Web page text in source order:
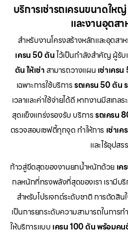
บริการเช่ารถเครนขนาดให
และงานอุตส
สำหรับงานโครงสร้างหลักและอุตสา
เครน 50 ตันไว้เป็นกำลังสำคัญ ผู้รั
ตัน ให้เช่า สามารถวางแผน เช่าเคร
เฉพาะการใช้บริการรถเครน 50 ตัน
เวลาและค่าใช้จ่ายได้ดี หากงานมีสเกล
สุดแข็งแกร่งรองรับ บริการรถเครน
ตรวจสอบเซฟตี้ทุกจุด ทำให้การ เช่าเ
และไร้อุปสร
ก้าวสู่ขีดสุดของงานยกน้ำหนักด้วย เค
กลหนักที่ทรงพลังที่สุดของเรา เรามีบ
สำหรับโปรเจกต์ระดับชาติ การตัดสิน
เป็นการยกระดับความสามารถในการ
ให้บริการแบบ เครน 100 ตัน พร้อมคน